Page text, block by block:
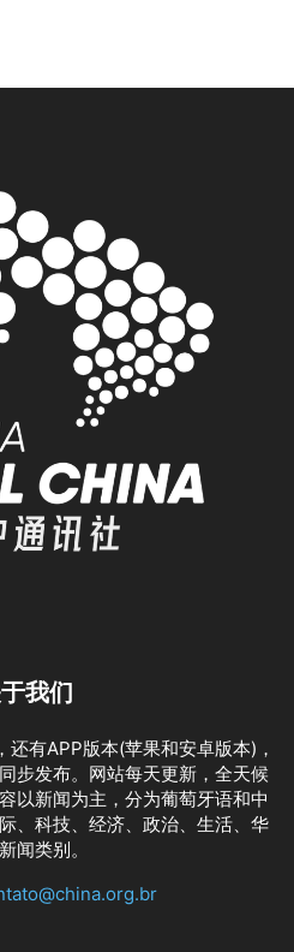
我们
有APP版本(苹果和安卓版本)，
步发布。网站每天更新，全天候
以新闻为主，分为葡萄牙语和中
、科技、经济、政治、生活、华
闻类别。